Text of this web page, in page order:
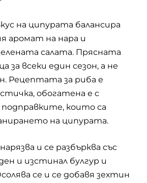
на ципурата балансира
аромат на нара и
салата. Прясната
за всеки един сезон, а не
Рецептата за риба е
обогатена е с
които са
на ципурата.
и се разбърква със
и изстинал булгур и
се и се добавя зехтин